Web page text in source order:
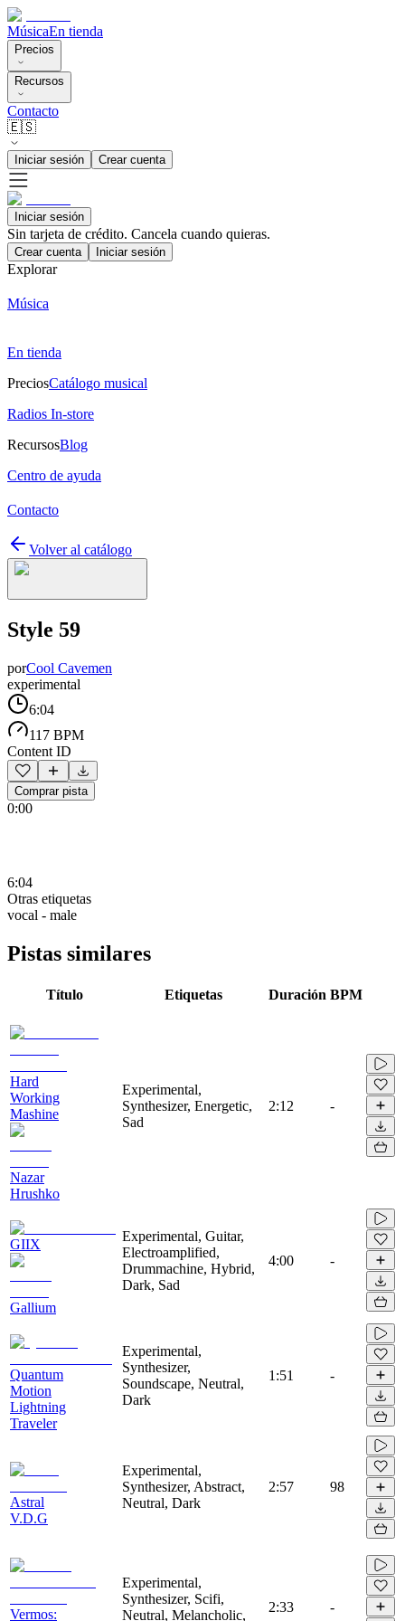
MúsicaEn tienda
Precios
Recursos
Contacto
🇪🇸
Iniciar sesión Crear cuenta
Iniciar sesión
Sin tarjeta de crédito. Cancela cuando quieras.
Crear cuenta Iniciar sesión
Explorar
Música
En tienda
PreciosCatálogo musical
Radios In-store
RecursosBlog
Centro de ayuda
Contacto
Volver al catálogo
Style 59
porCool Cavemen
experimental
6:04
117 BPM
Content ID
Comprar pista
0:00
6:04
Otras etiquetas
vocal - male
Pistas similares
Título Etiquetas Duración BPM
Hard
Working
Mashine
Nazar
Hrushko
Experimental,
Synthesizer, Energetic,
Sad
2:12 -
GIIX
Gallium
Experimental, Guitar,
Electroamplified,
Drummachine, Hybrid,
Dark, Sad
4:00 -
Quantum
Motion
Lightning
Traveler
Experimental,
Synthesizer,
Soundscape, Neutral,
Dark
1:51 -
Astral
V.D.G
Experimental,
Synthesizer, Abstract,
Neutral, Dark
2:57 98
Vermos:
Experimental,
Synthesizer, Scifi,
Neutral, Melancholic,
2:33 -